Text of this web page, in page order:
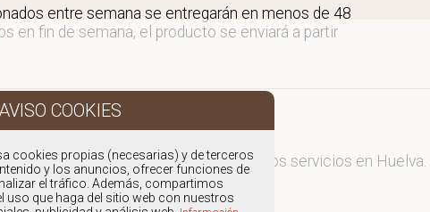
entre semana se entregarán en menos de 48
en fin de semana, el producto se enviará a partir
de sandalias, y ofrecemos nuestros servicios en Huelva.
cookies propias (necesarias) y de terceros
y los anuncios, ofrecer funciones de
el tráfico. Además, compartimos
uso que haga del sitio web con nuestros